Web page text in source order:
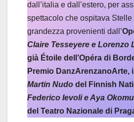
dall’italia e dall’estero, per
spettacolo che ospitava Stelle
grandezza provenienti dall’
Claire Tesseyere e Lorenzo
già Étoile dell’Opéra di
Premio DanzArenzanoArte,
Martin Nudo del
Finnish
Federico Ievoli e Aya
del Teatro Nazionale di